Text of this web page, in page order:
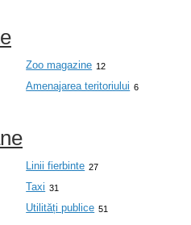
Zoo magazine 12
Amenajarea teritoriului 6
Linii fierbinte 27
Taxi 31
Utilități publice 51